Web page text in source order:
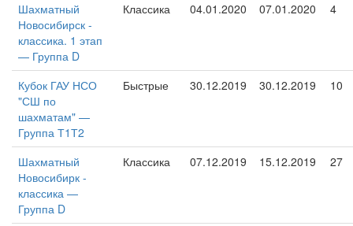
Шахматный
Новосибирск -
классика. 1 этап
— Группа D
Классика 04.01.2020 07.01.2020 4
Кубок ГАУ НСО
"СШ по
шахматам" —
Группа Т1Т2
Быстрые 30.12.2019 30.12.2019 10
Шахматный
Новосибирк -
классика —
Группа D
Классика 07.12.2019 15.12.2019 27